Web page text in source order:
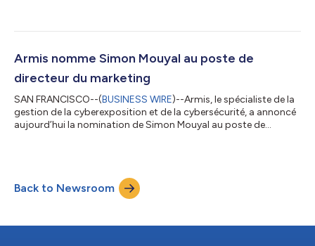
vulnérabilités systémiques. Une nouvelle étude, menée par Armis
évalué 18 modèles d’IA générative de premier plan dans 31
Armis nomme Simon Mouyal au poste de
directeur du marketing
SAN FRANCISCO--(BUSINESS WIRE)--Armis, le spécialiste de la
gestion de la cyberexposition et de la cybersécurité, a annoncé
aujourd’hui la nomination de Simon Mouyal au poste de
dans son segment et de stimuler la demande pour Armis
Centrix™, la plateforme Armis de gestion de l’exposition aux
Back to Newsroom